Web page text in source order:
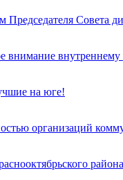
Председателя Совета
внимание
на юге!
организаций